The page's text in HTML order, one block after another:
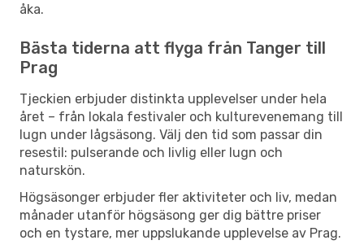
åka.
Bästa tiderna att flyga från Tanger till
Prag
Tjeckien erbjuder distinkta upplevelser under hela
året – från lokala festivaler och kulturevenemang till
lugn under lågsäsong. Välj den tid som passar din
resestil: pulserande och livlig eller lugn och
naturskön.
Högsäsonger erbjuder fler aktiviteter och liv, medan
månader utanför högsäsong ger dig bättre priser
och en tystare, mer uppslukande upplevelse av Prag.